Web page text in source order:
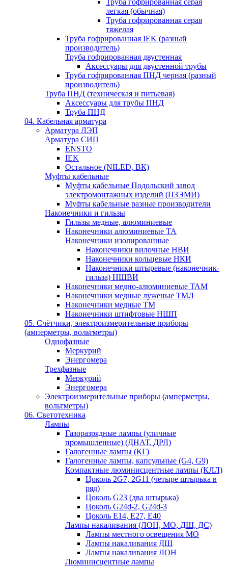
Труба гофрированная серая
легкая (обычная)
Труба гофрированная серая
тяжелая
Труба гофрированная IEK (разный
производитель)
Труба гофрированная двустенная
Аксессуары для двустенной трубы
Труба гофрированная ПНД черная (разный
производитель)
Труба ПНД (техническая и питьевая)
Аксессуары для трубы ПНД
Труба ПНД
04. Кабельная арматура
Арматура ЛЭП
Арматура СИП
ENSTO
IEK
Остальное (NILED, ВК)
Муфты кабельные
Муфты кабельные Подольский завод
электромонтажных изделий (ПЗЭМИ)
Муфты кабельные разные производители
Наконечники и гильзы
Гильзы медные, алюминиевые
Наконечники алюминиевые ТА
Наконечники изолированные
Наконечники вилочные НВИ
Наконечники кольцевые НКИ
Наконечники штыревые (наконечник-
гильза) НШВИ
Наконечники медно-алюминиевые ТАМ
Наконечники медные луженые ТМЛ
Наконечники медные ТМ
Наконечники штифтовые НШП
05. Счётчики, электроизмерительные приборы
(амперметры, вольтметры)
Однофазные
Меркурий
Энергомера
Трехфазные
Меркурий
Энергомера
Электроизмерительные приборы (амперметры,
вольтметры)
06. Светотехника
Лампы
Газоразрядные лампы (уличные
промышленные) (ДНАТ, ДРЛ)
Галогенные лампы (КГ)
Галогенные лампы, капсульные (G4, G9)
Компактные люминисцентные лампы (КЛЛ)
Цоколь 2G7, 2G11 (четыре штырька в
ряд)
Цоколь G23 (два штырька)
Цоколь G24d-2, G24d-3
Цоколь Е14, Е27, Е40
Лампы накаливания (ЛОН, МО, ДШ, ДС)
Лампы местного освещения МО
Лампы накаливания ДШ
Лампы накаливания ЛОН
Люминисцентные лампы